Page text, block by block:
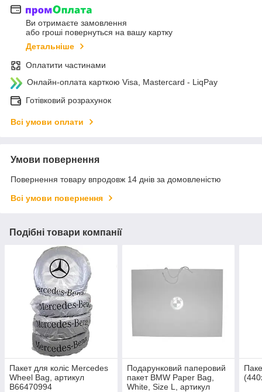
Ви отримаєте замовлення
або гроші повернуться на вашу картку
Детальніше
Оплатити частинами
Онлайн-оплата карткою Visa, Mastercard - LiqPay
Готівковий розрахунок
Всі умови оплати
Умови повернення
Повернення товару впродовж 14 днів за домовленістю
Всі умови повернення
Подібні товари компанії
Пакет для коліс Mercedes
Wheel Bag, артикул
B66470994
Подарунковий паперовий
пакет BMW Paper Bag,
White, Size L, артикул